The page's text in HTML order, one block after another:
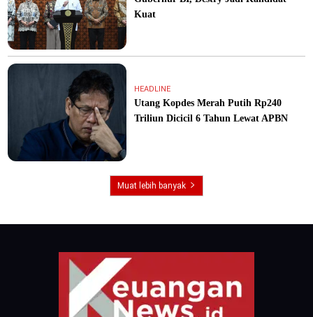
Kuat
HEADLINE
Utang Kopdes Merah Putih Rp240
Triliun Dicicil 6 Tahun Lewat APBN
Muat lebih banyak